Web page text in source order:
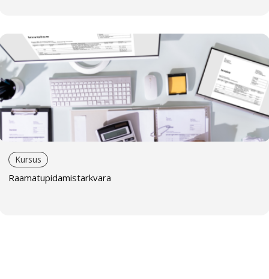
Kursus
Raamatupidamistarkvara